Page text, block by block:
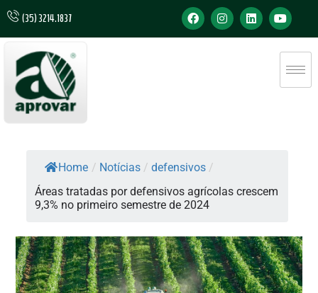
(35) 3214.1837
Home / Notícias / defensivos /
Áreas tratadas por defensivos agrícolas crescem
9,3% no primeiro semestre de 2024